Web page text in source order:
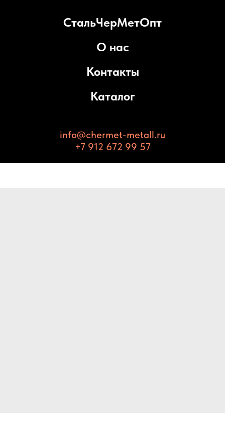
СтальЧерМетОпт
О нас
Контакты
Каталог
info@chermet-metall.ru
+7 912 672 99 57